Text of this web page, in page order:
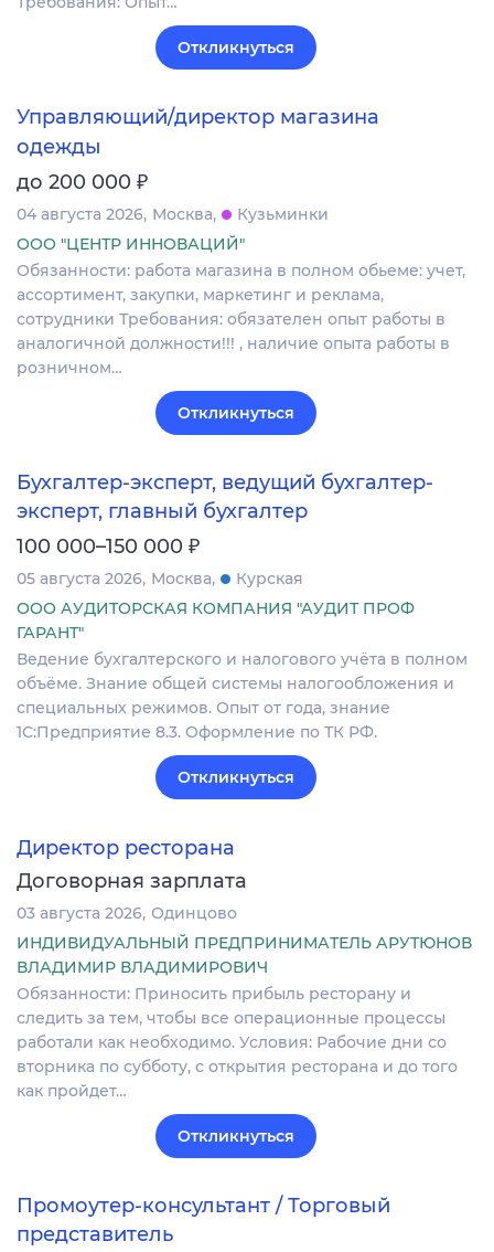
Откликнуться
Управляющий/директор магазина
одежды
до 200 000 ₽
04 августа 2026 Москва
Кузьминки
ООО "ЦЕНТР ИННОВАЦИЙ"
Обязанности: работа магазина в полном обьеме: учет,
ассортимент, закупки, маркетинг и реклама,
сотрудники Требования: обязателен опыт работы в
аналогичной должности!!! , наличие опыта работы в
розничном…
Откликнуться
Бухгалтер-эксперт, ведущий бухгалтер-
эксперт, главный бухгалтер
100 000–150 000 ₽
05 августа 2026 Москва
Курская
ООО АУДИТОРСКАЯ КОМПАНИЯ "АУДИТ ПРОФ
ГАРАНТ"
Ведение бухгалтерского и налогового учёта в полном
объёме. Знание общей системы налогообложения и
специальных режимов. Опыт от года, знание
1С:Предприятие 8.3. Оформление по ТК РФ.
Откликнуться
Директор ресторана
Договорная зарплата
03 августа 2026 Одинцово
ИНДИВИДУАЛЬНЫЙ ПРЕДПРИНИМАТЕЛЬ АРУТЮНОВ
ВЛАДИМИР ВЛАДИМИРОВИЧ
Обязанности: Приносить прибыль ресторану и
следить за тем, чтобы все операционные процессы
работали как необходимо. Условия: Рабочие дни со
вторника по субботу, с открытия ресторана и до того
как пройдет…
Откликнуться
Промоутер-консультант / Торговый
представитель